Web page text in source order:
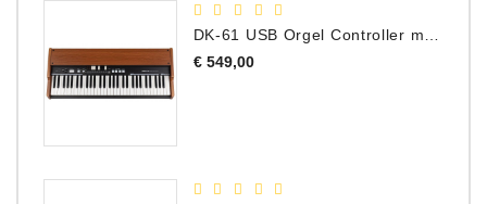
DK-61 USB Orgel Controller met Drawbars
€ 549,00Prijs